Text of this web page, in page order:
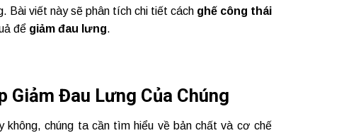
Bài viết này sẽ phân tích chi tiết cách ghế công thái
để giảm đau lưng.
Giảm Đau Lưng Của Chúng
không, chúng ta cần tìm hiểu về bản chất và cơ chế